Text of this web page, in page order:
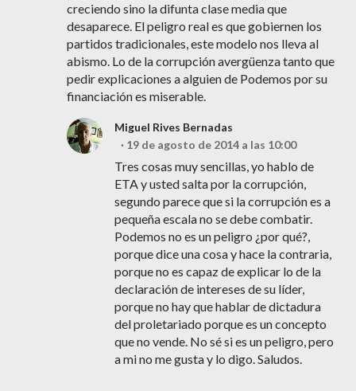
creciendo sino la difunta clase media que
desaparece. El peligro real es que gobiernen los
partidos tradicionales, este modelo nos lleva al
abismo. Lo de la corrupción avergüenza tanto que
pedir explicaciones a alguien de Podemos por su
financiación es miserable.
Miguel Rives Bernadas
19 de agosto de 2014 a las 10:00
Tres cosas muy sencillas, yo hablo de
ETA y usted salta por la corrupción,
segundo parece que si la corrupción es a
pequeña escala no se debe combatir.
Podemos no es un peligro ¿por qué?,
porque dice una cosa y hace la contraria,
porque no es capaz de explicar lo de la
declaración de intereses de su líder,
porque no hay que hablar de dictadura
del proletariado porque es un concepto
que no vende. No sé si es un peligro, pero
a mi no me gusta y lo digo. Saludos.